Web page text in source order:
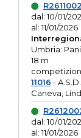
R2611002
dal: 10/01/
al: 11/01/2026
Umbria:
18 m
11016 -
Caneva,
dal: 10/01/
al: 11/01/2026